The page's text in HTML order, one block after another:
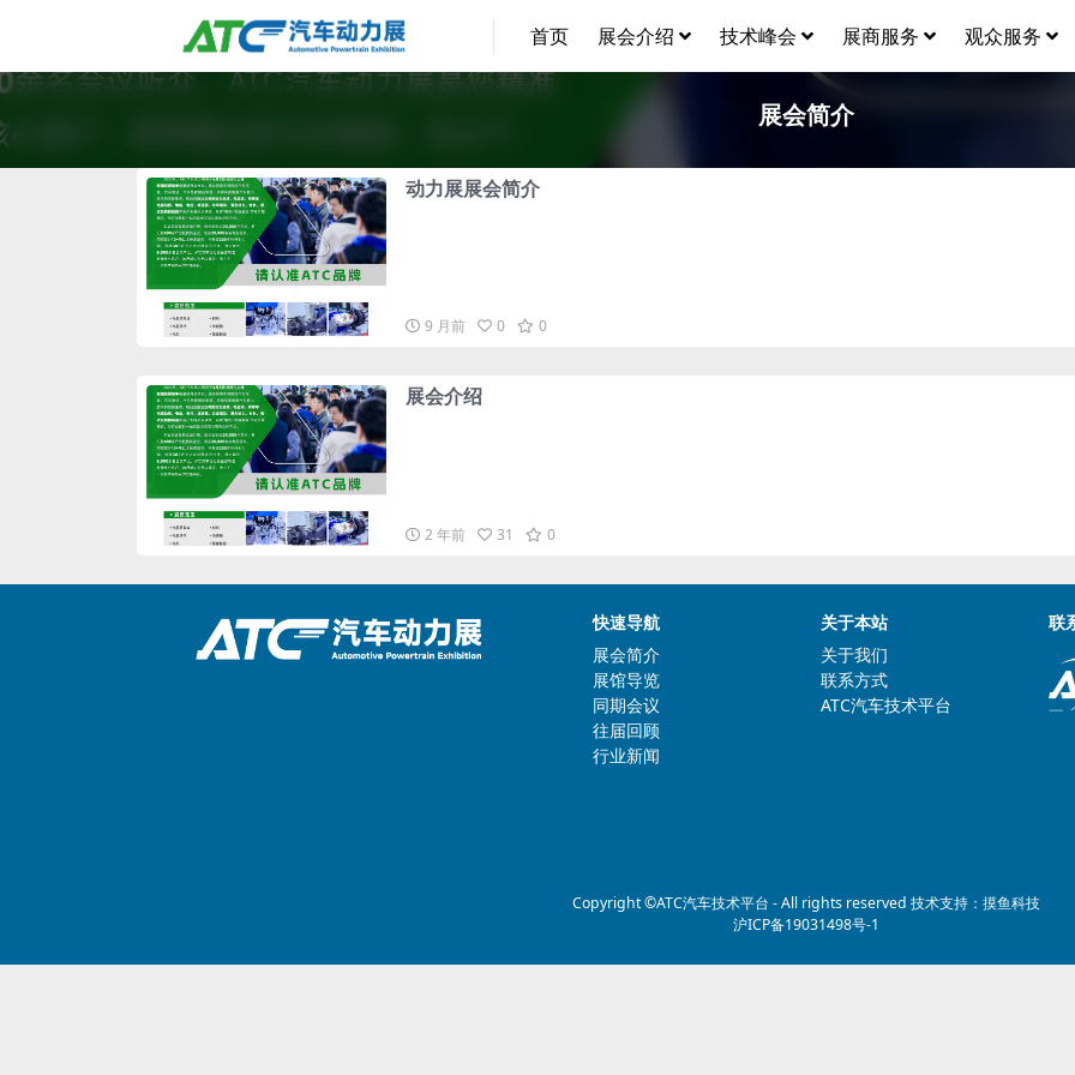
首页 展会介绍 技术峰会 展商服务 观众服务
展会简介
动力展展会简介
9 月前 0 0
展会介绍
2 年前 31 0
快速导航
展会简介
展馆导览
同期会议
往届回顾
行业新闻
关于本站
关于我们
联系方式
ATC汽车技术平台
联
Copyright ©ATC汽车技术平台 - All rights reserved 技术支持： 摸鱼科技
沪ICP备19031498号-1